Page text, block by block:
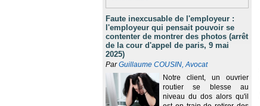
Faute inexcusable de l'employeur :
l'employeur qui pensait pouvoir se
contenter de montrer des photos (arrêt
de la cour d'appel de paris, 9 mai
2025)
ParGuillaume COUSIN, Avocat
Notre client, un ouvrier
routier se blesse au
niveau du dos alors qu'il